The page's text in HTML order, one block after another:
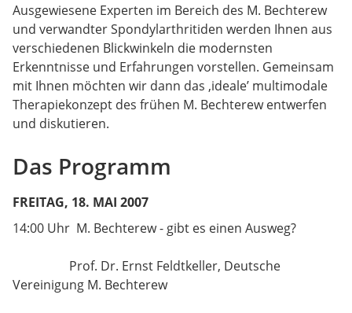
Ausgewiesene Experten im Bereich des M. Bechterew
und verwandter Spondylarthritiden werden Ihnen aus
verschiedenen Blickwinkeln die modernsten
Erkenntnisse und Erfahrungen vorstellen. Gemeinsam
mit Ihnen möchten wir dann das ‚ideale’ multimodale
Therapiekonzept des frühen M. Bechterew entwerfen
und diskutieren.
Das Programm
FREITAG, 18. MAI 2007
14:00 Uhr M. Bechterew - gibt es einen Ausweg?
Prof. Dr. Ernst Feldtkeller, Deutsche
Vereinigung M. Bechterew